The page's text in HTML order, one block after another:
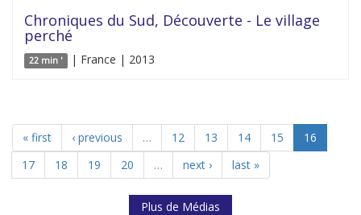
Chroniques du Sud, Découverte - Le village
perché
22 min ' | France | 2013
« first ‹ previous … 12 13 14 15
16
17
18 19 20 … next › last »
Plus de Médias